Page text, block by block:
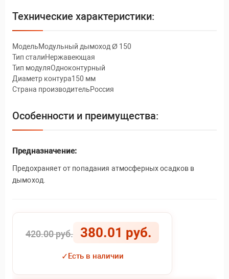
Технические характеристики:
МодельМодульный дымоход Ø 150
Тип сталиНержавеющая
Тип модуляОдноконтурный
Диаметр контура150 мм
Страна производительРоссия
Особенности и преимущества:
Предназначение:
Предохраняет от попадания атмосферных осадков в
дымоход.
420.00 руб. 380.01 руб.
✓Есть в наличии